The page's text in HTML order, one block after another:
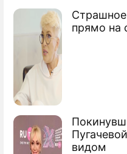
Страшное
прямо на
видом
Сюжеты
Опасные дороги